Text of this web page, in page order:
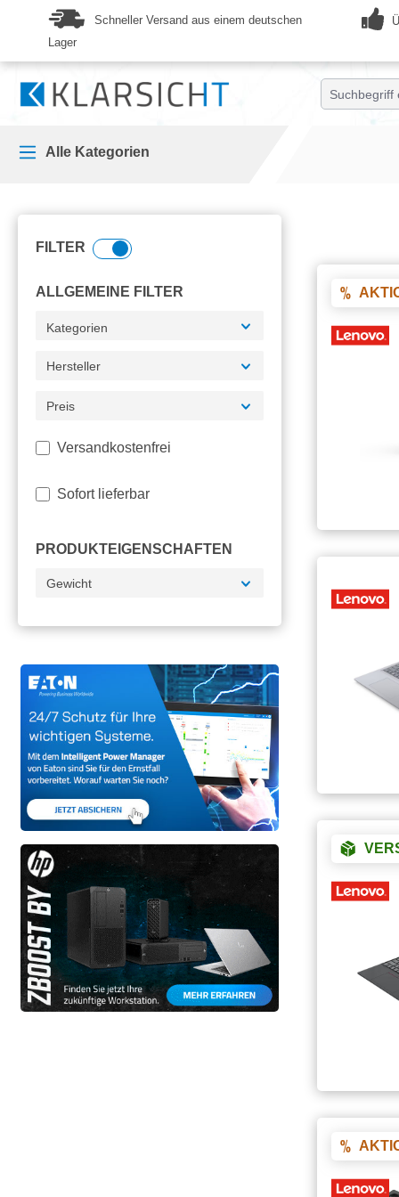
Zur Hauptnavigation springen
Schneller Versand aus einem deutschen
Lager
Alle Kategorien
FILTER
ALLGEMEINE FILTER
Kategorien
Hersteller
Preis
Filter hinzufügen: Versandkostenfrei
Versandkostenfrei
Sofort lieferbar
PRODUKTEIGENSCHAFTEN
Gewicht